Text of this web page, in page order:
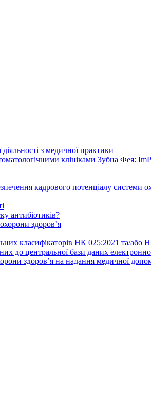
з медичної практики
клініками Зубна Фея:
кадрового потенціалу системи
антибіотиків?
здоров’я
класифікаторів НК 025:2021 та/або
до центральної бази даних
здоров’я на надання медичної